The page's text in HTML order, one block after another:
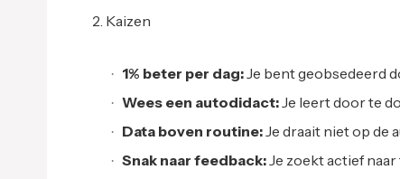
2. Kaizen
1% beter per dag:Je bent geobsedeerd
Wees een autodidact:Je leert door te
Data boven routine:Je draait niet op de
Snak naar feedback:Je zoekt actief